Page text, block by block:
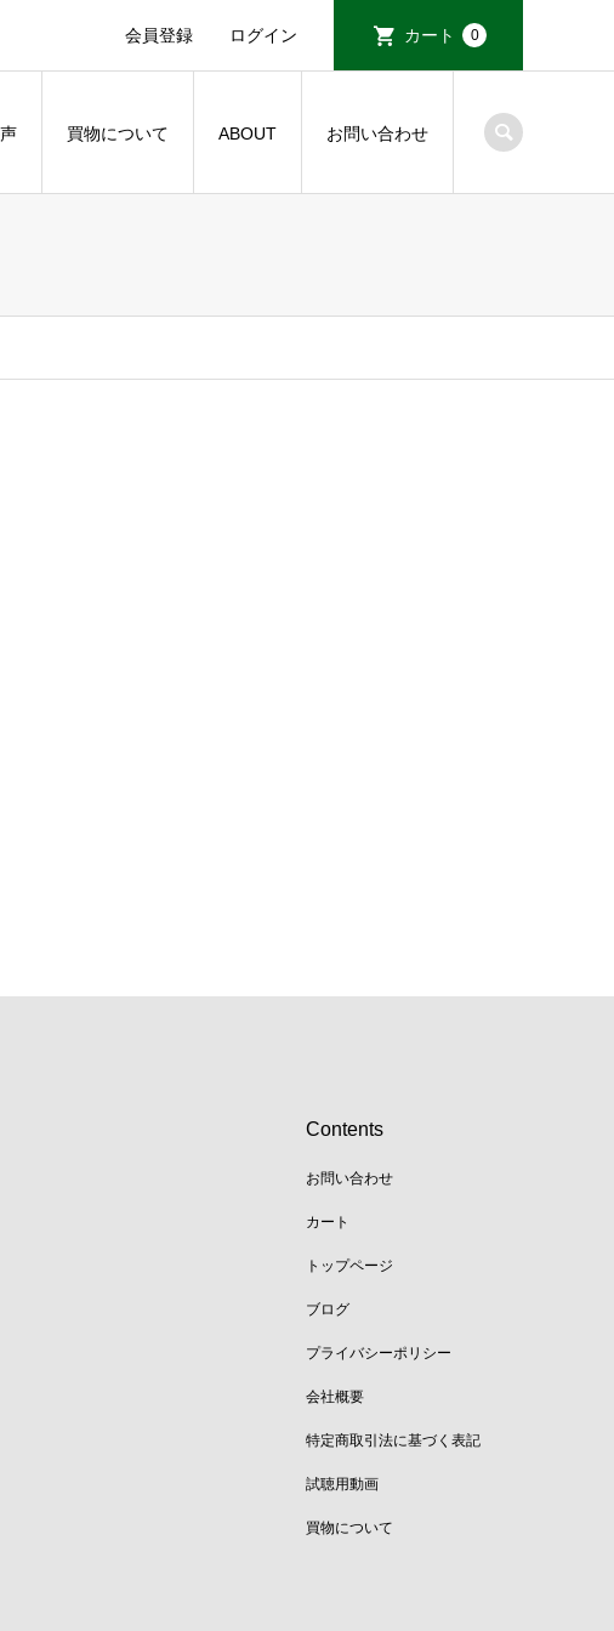
会員登録 ログイン カート 0
買物について ABOUT お問い合わせ
Contents
お問い合わせ
カート
トップページ
ブログ
プライバシーポリシー
会社概要
特定商取引法に基づく表記
試聴用動画
買物について